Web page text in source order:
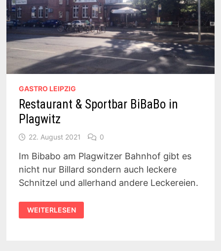
GASTRO LEIPZIG
Restaurant & Sportbar BiBaBo in
Plagwitz
22. August 2021 0
Im Bibabo am Plagwitzer Bahnhof gibt es
nicht nur Billard sondern auch leckere
Schnitzel und allerhand andere Leckereien.
RESTAURANT
&
SPORTBAR
WEITERLESEN